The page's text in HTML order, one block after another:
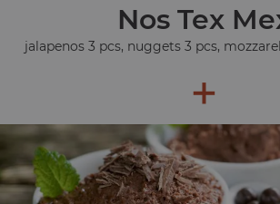
Nos Tex
jalapenos 3 pcs, nuggets 3 pcs,
+